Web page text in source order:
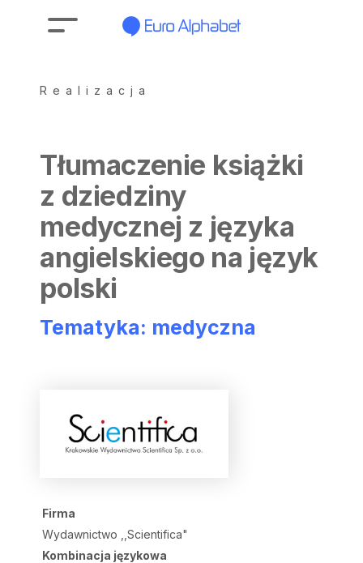
Realizacja
Tłumaczenie książki
z dziedziny
medycznej z języka
angielskiego na język
polski
Tematyka: medyczna
Firma
Wydawnictwo ,,Scientifica"
Kombinacja językowa